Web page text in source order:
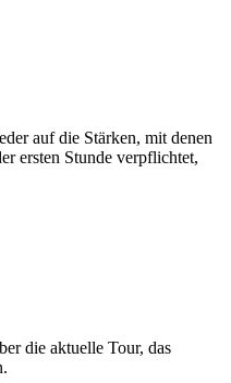
auf die Stärken, mit denen
ersten Stunde verpflichtet,
die aktuelle Tour, das